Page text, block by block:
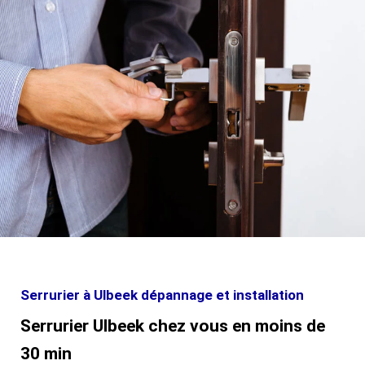
Serrurier à Ulbeek dépannage et installation
Serrurier Ulbeek chez vous en moins de
30 min